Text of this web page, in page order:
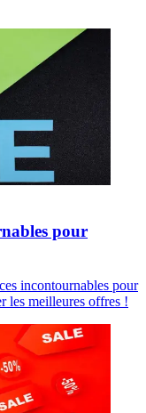
pour
incontournables pour
les meilleures offres !